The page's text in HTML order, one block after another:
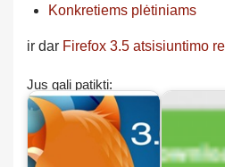
Konkretiems plėtiniams
ir dar Firefox 3.5 atsisiuntimo
Jus gali patikti: